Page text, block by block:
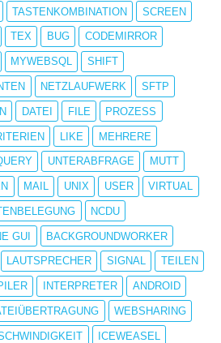
TASTENKOMBINATION SCREEN
TEX BUG CODEMIRROR
MYWEBSQL SHIFT
NETZLAUFWERK SFTP
DATEI FILE PROZESS
LIKE MEHRERE
UNTERABFRAGE MUTT
MAIL UNIX USER VIRTUAL
NCDU
GUI BACKGROUNDWORKER
LAUTSPRECHER SIGNAL TEILEN
INTERPRETER ANDROID
WEBSHARING
ICEWEASEL